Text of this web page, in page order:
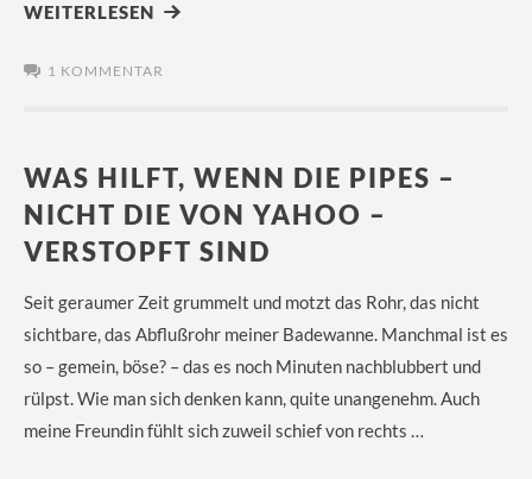
WEITERLESEN
1 KOMMENTAR
WAS HILFT, WENN DIE PIPES –
NICHT DIE VON YAHOO –
VERSTOPFT SIND
Seit geraumer Zeit grummelt und motzt das Rohr, das nicht
sichtbare, das Abflußrohr meiner Badewanne. Manchmal ist es
so – gemein, böse? – das es noch Minuten nachblubbert und
rülpst. Wie man sich denken kann, quite unangenehm. Auch
meine Freundin fühlt sich zuweil schief von rechts …